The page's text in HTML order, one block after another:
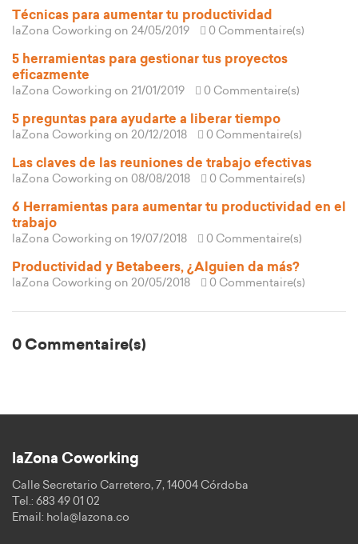
Técnicas para aumentar tu productividad
laZona Coworking on 24/05/2019 0 Commentaire(s)
5 herramientas para gestionar tus proyectos
eficazmente
laZona Coworking on 21/01/2019 0 Commentaire(s)
5 preguntas para ayudarte a liberar tiempo
laZona Coworking on 20/12/2018 0 Commentaire(s)
Las claves de las reuniones de trabajo efectivas
laZona Coworking on 08/08/2018 0 Commentaire(s)
6 Herramientas para aumentar tu productividad en el
trabajo
laZona Coworking on 19/07/2018 0 Commentaire(s)
Productividad y Betabeers, ¿Alguien da más?
laZona Coworking on 20/05/2018 0 Commentaire(s)
0 Commentaire(s)
laZona Coworking
Calle Secretario Carretero, 7, 14004 Córdoba
Tel.: 683 49 01 02
Email: hola@lazona.co